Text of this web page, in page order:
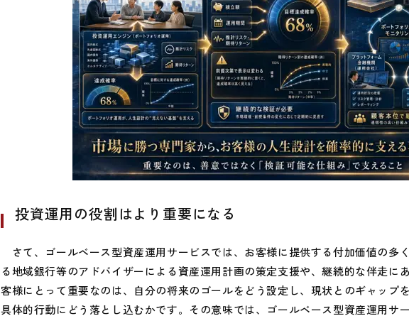
投資運用の役割はより重要になる
さて、ゴールベース型資産運用サービスでは、お客様に提供する付加価値の多
る地域銀行等のアドバイザーによる資産運用計画の策定支援や、継続的な伴走に
客様にとって重要なのは、自分の将来のゴールをどう設定し、現状とのギャップ
具体的行動にどう落とし込むかです。その意味では、ゴールベース型資産運用サ